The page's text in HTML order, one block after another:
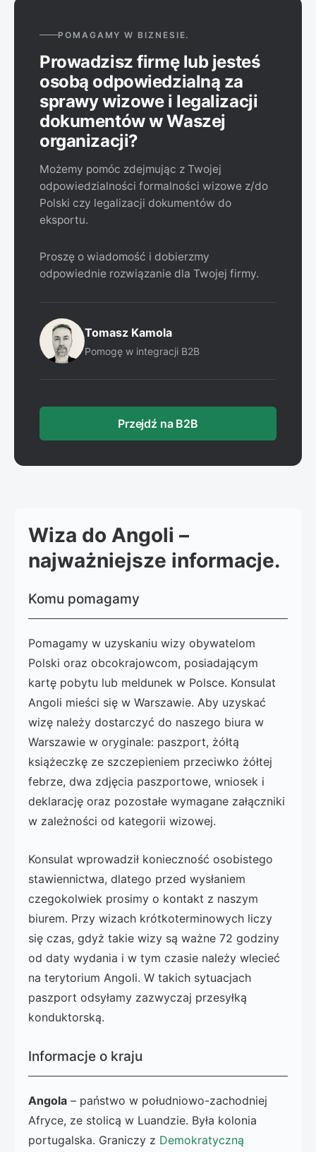
jeszcze datą ważności.
POMAGAMY W BIZNESIE.
Prowadzisz firmę lub jesteś
osobą odpowiedzialną za
sprawy wizowe i legalizacji
dokumentów w Waszej
organizacji?
Możemy pomóc zdejmując z Twojej
odpowiedzialności formalności wizowe z/do
Polski czy legalizacji dokumentów do
eksportu.
Proszę o wiadomość i dobierzmy
odpowiednie rozwiązanie dla Twojej firmy.
Tomasz Kamola
Pomogę w integracji B2B
Przejdź na B2B
Wiza do Angoli –
najważniejsze informacje.
Komu pomagamy
Pomagamy w uzyskaniu wizy obywatelom
Polski oraz obcokrajowcom, posiadającym
kartę pobytu lub meldunek w Polsce. Konsulat
Angoli mieści się w Warszawie. Aby uzyskać
wizę należy dostarczyć do naszego biura w
Warszawie w oryginale: paszport, żółtą
książeczkę ze szczepieniem przeciwko żółtej
febrze, dwa zdjęcia paszportowe, wniosek i
deklarację oraz pozostałe wymagane załączniki
w zależności od kategorii wizowej.
Konsulat wprowadził konieczność osobistego
stawiennictwa, dlatego przed wysłaniem
czegokolwiek prosimy o kontakt z naszym
biurem. Przy wizach krótkoterminowych liczy
się czas, gdyż takie wizy są ważne 72 godziny
od daty wydania i w tym czasie należy wlecieć
na terytorium Angoli. W takich sytuacjach
paszport odsyłamy zazwyczaj przesyłką
konduktorską.
Informacje o kraju
Angola – państwo w południowo-zachodniej
Afryce, ze stolicą w Luandzie. Była kolonia
portugalska. Graniczy z Demokratyczną